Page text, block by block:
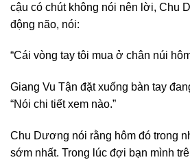
cậu có chút không nói nên lời, Chu
động não, nói:
“Cái vòng tay tôi mua ở chân núi
Giang Vu Tận đặt xuống bàn tay
“Nói chi tiết xem nào.”
Chu Dương nói rằng hôm đó trong
sớm nhất. Trong lúc đợi bạn mình